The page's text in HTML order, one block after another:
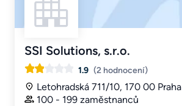
SSI Solutions, s.r.o.
1.9 (2 hodnocení)
Letohradská 711/10, 170 00 Praha
100 - 199 zaměstnanců